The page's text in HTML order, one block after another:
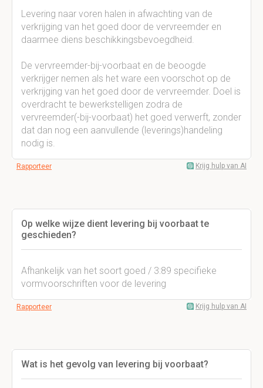
Levering naar voren halen in afwachting van de
verkrijging van het goed door de vervreemder en
daarmee diens beschikkingsbevoegdheid.
De vervreemder-bij-voorbaat en de beoogde
verkrijger nemen als het ware een voorschot op de
verkrijging van het goed door de vervreemder. Doel is
overdracht te bewerkstelligen zodra de
vervreemder(-bij-voorbaat) het goed verwerft, zonder
dat dan nog een aanvullende (leverings)handeling
nodig is.
Rapporteer Krijg hulp van AI
Op welke wijze dient levering bij voorbaat te
geschieden?
Afhankelijk van het soort goed / 3:89 specifieke
vormvoorschriften voor de levering
Rapporteer Krijg hulp van AI
Wat is het gevolg van levering bij voorbaat?